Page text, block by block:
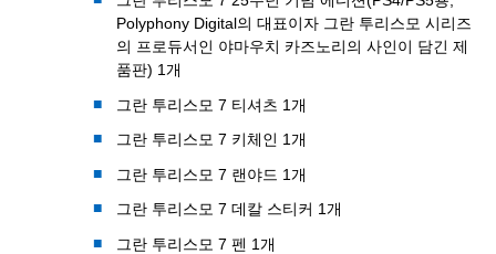
Polyphony Digital의 대표이자 그란 투리스모 시리즈
의 프로듀서인 야마우치 카즈노리의 사인이 담긴 제
품판) 1개
그란 투리스모 7 티셔츠 1개
그란 투리스모 7 키체인 1개
그란 투리스모 7 랜야드 1개
그란 투리스모 7 데칼 스티커 1개
그란 투리스모 7 펜 1개